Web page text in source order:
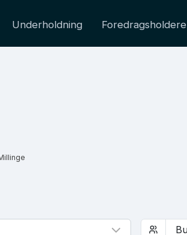
Underholdning Foredragsholdere